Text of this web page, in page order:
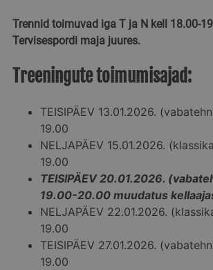
Trennid toimuvad iga T ja N kell 18.00-
Tervisespordi maja juures.
Treeningute toimumisajad:
TEISIPÄEV 13.01.2026.
19.00
NELJAPÄEV 15.01.2026.
19.00
TEISIPÄEV 20.01.2026.
19.00-20.00 muudatus
NELJAPÄEV 22.01.2026.
19.00
TEISIPÄEV 27.01.2026.
19.00